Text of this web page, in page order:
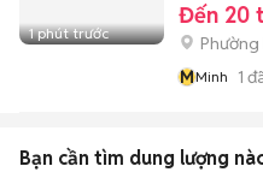
1 phút trước
Đến 20
Phường
MMinh 1
Bạn cần tìm dung lượng